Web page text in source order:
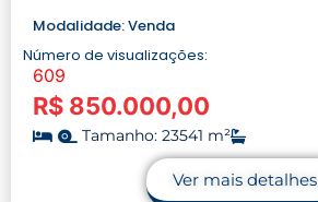
Modalidade:Venda
Número de visualizações:
609
R$ 850.000,00
Tamanho: 23541 m²
Ver mais detalhes